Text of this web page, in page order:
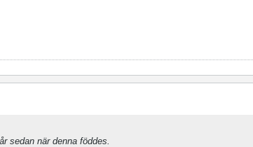
sedan när denna föddes.